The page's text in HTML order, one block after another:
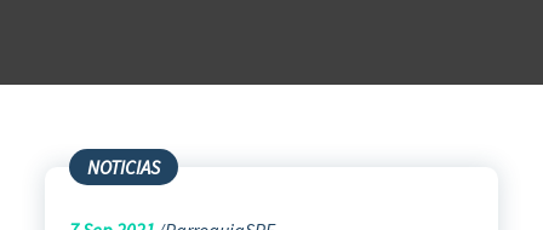
NOTICIAS